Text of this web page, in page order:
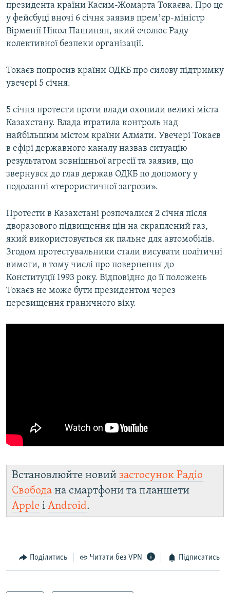
президента країни Касим-Жомарта Токаєва. Про це
у фейсбуці вночі 6 січня заявив премʼєр-міністр
Вірменії Нікол Пашинян, який очолює Раду
колективної безпеки організації.
Токаєв попросив країни ОДКБ про силову підтримку
увечері 5 січня.
5 січня протести проти влади охопили великі міста
Казахстану. Влада втратила контроль над
найбільшим містом країни Алмати. Увечері Токаєв
в ефірі державного каналу назвав ситуацію
результатом зовнішньої агресії та заявив, що
звернувся до глав держав ОДКБ по допомогу у
подоланні «терористичної загрози».
Протести в Казахстані розпочалися 2 січня після
дворазового підвищення цін на скраплений газ,
який використовується як пальне для автомобілів.
Згодом протестувальники стали висувати політичні
вимоги, в тому числі про повернення до
Конституції 1993 року. Відповідно до її положень
Токаєв не може бути президентом через
перевищення граничного віку.
Встановлюйте новий застосунок Радіо
Свобода на смартфони та планшети
Apple і Android.
Поділитись Читати без VPN Підписатись